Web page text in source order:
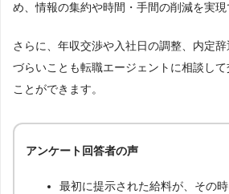
め、情報の集約や時間・手間の削減を実現
さらに、年収交渉や入社日の調整、内定
づらいことも転職エージェントに相談し
ことができます。
アンケート回答者の声
最初に提示された給料が、その